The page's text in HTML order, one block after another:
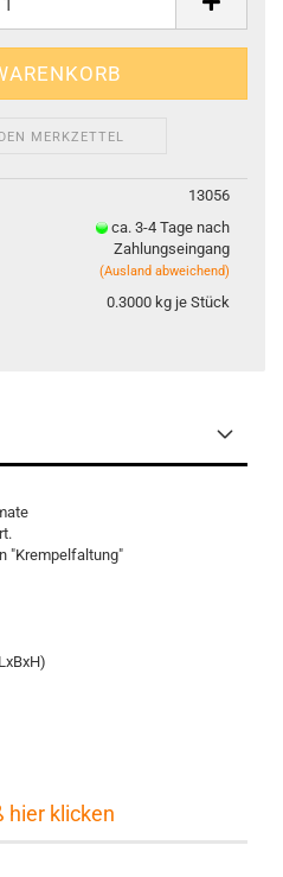
MERKZETTEL
13056
ca. 3-4 Tage nach
Zahlungseingang
(Ausland abweichend)
0.3000kg je Stück
"Krempelfaltung"
hier klicken